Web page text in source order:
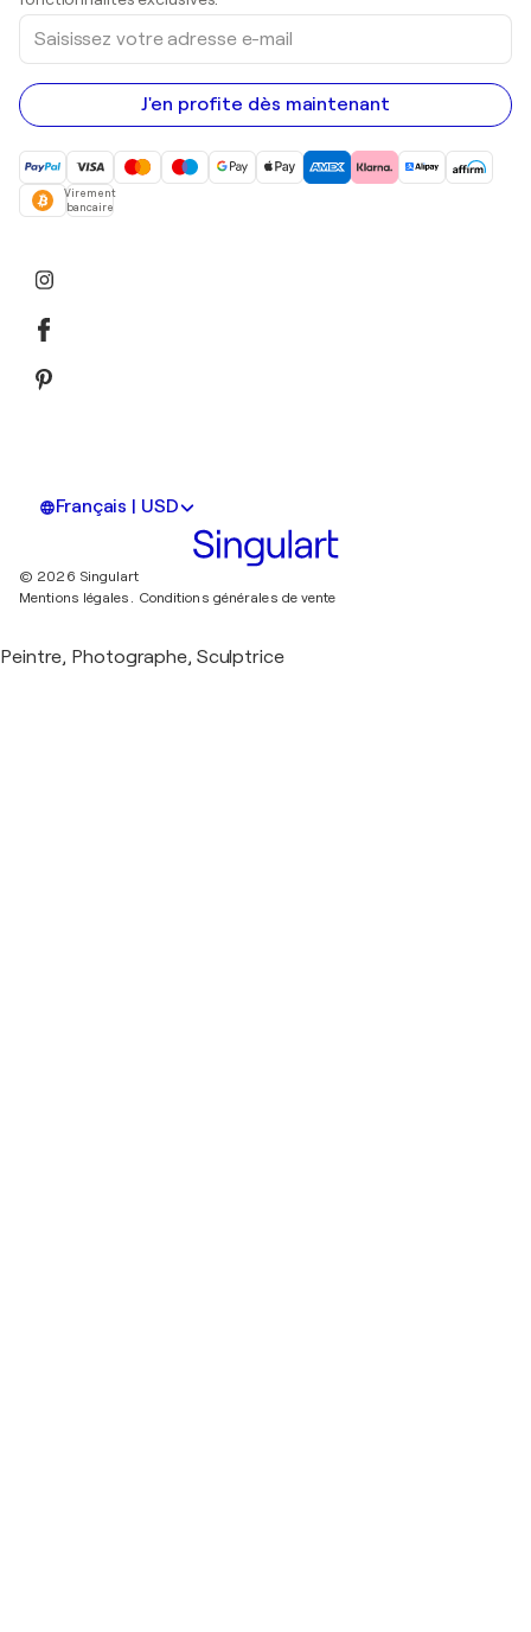
Saisissez
votre
adresse
e-
mail
J'en profite dès maintenant
Virement
bancaire
Français | USD
© 2026 Singulart
Mentions légales. Conditions générales de vente
Peintre, Photographe, Sculptrice